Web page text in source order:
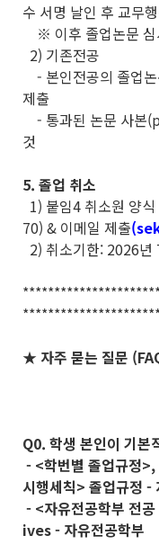
수 서명 날인 후 교무
※ 이후 졸업논문 심
2) 기존전공
- 본인전공의 졸업
제출
- 통과된 논문 사본
것
5. 졸업 취소
1) 붙임4 취소원 양
70) & 이메일 제출
2) 취소기한: 2026년
★ 자주 묻는 질문
Q0. 학생 본인이 기본
- <학번별 졸업규정
시행세칙> 졸업규정 -
- <자유전공학부 전
ives - 자유전공학부